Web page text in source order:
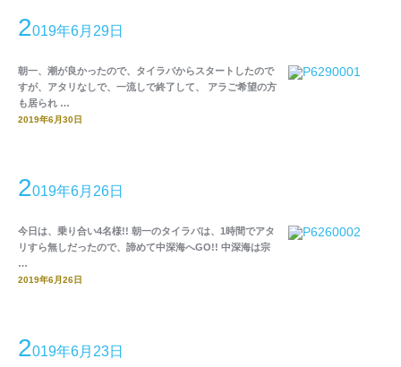
2019年6月29日
朝一、潮が良かったので、タイラバからスタートしたので
すが、アタリなしで、一流しで終了して、 アラご希望の方
も居られ …
2019年6月30日
2019年6月26日
今日は、乗り合い4名様!! 朝一のタイラバは、1時間でアタ
リすら無しだったので、諦めて中深海へGO!! 中深海は宗
…
2019年6月26日
2019年6月23日